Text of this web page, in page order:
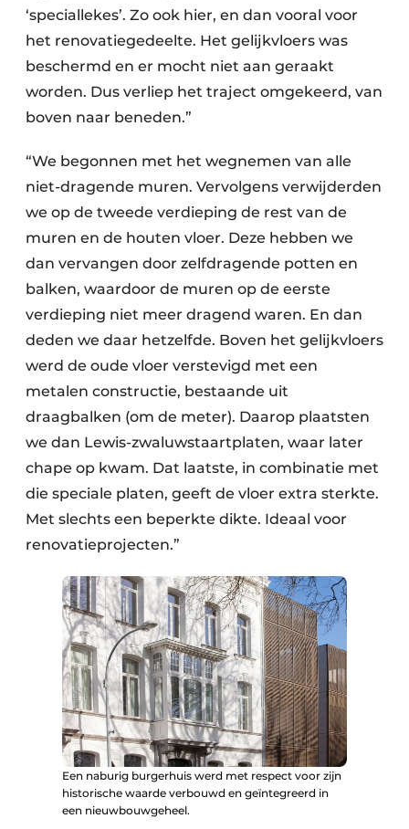
‘speciallekes’. Zo ook hier, en dan vooral voor
het renovatiegedeelte. Het gelijkvloers was
beschermd en er mocht niet aan geraakt
worden. Dus verliep het traject omgekeerd, van
boven naar beneden.”
“We begonnen met het wegnemen van alle
niet-dragende muren. Vervolgens verwijderden
we op de tweede verdieping de rest van de
muren en de houten vloer. Deze hebben we
dan vervangen door zelfdragende potten en
balken, waardoor de muren op de eerste
verdieping niet meer dragend waren. En dan
deden we daar hetzelfde. Boven het gelijkvloers
werd de oude vloer verstevigd met een
metalen constructie, bestaande uit
draagbalken (om de meter). Daarop plaatsten
we dan Lewis-zwaluwstaartplaten, waar later
chape op kwam. Dat laatste, in combinatie met
die speciale platen, geeft de vloer extra sterkte.
Met slechts een beperkte dikte. Ideaal voor
renovatieprojecten.”
Een naburig burgerhuis werd met respect voor zijn
historische waarde verbouwd en geïntegreerd in
een nieuwbouwgeheel.